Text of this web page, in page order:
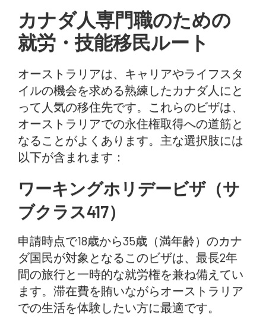
カナダ人専門職のための
就労・技能移民ルート
オーストラリアは、キャリアやライフスタ
イルの機会を求める熟練したカナダ人にと
って人気の移住先です。これらのビザは、
オーストラリアでの永住権取得への道筋と
なることがよくあります。主な選択肢には
以下が含まれます：
ワーキングホリデービザ（サ
ブクラス417）
申請時点で18歳から35歳（満年齢）のカナ
ダ国民が対象となるこのビザは、最長2年
間の旅行と一時的な就労権を兼ね備えてい
ます。滞在費を賄いながらオーストラリア
での生活を体験したい方に最適です。